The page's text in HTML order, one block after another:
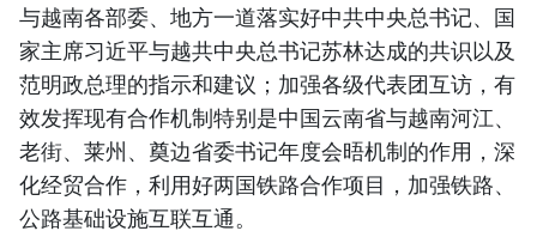
与越南各部委、地方一道落实好中共中央总书记、国
家主席习近平与越共中央总书记苏林达成的共识以及
范明政总理的指示和建议；加强各级代表团互访，有
效发挥现有合作机制特别是中国云南省与越南河江、
老街、莱州、奠边省委书记年度会晤机制的作用，深
化经贸合作，利用好两国铁路合作项目，加强铁路、
公路基础设施互联互通。